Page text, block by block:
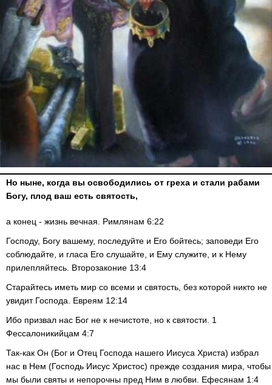
Но ныне, когда вы освободились от греха и стали рабами
Богу, плод ваш есть святость,
а конец - жизнь вечная. Римлянам 6:22
Господу, Богу вашему, последуйте и Его бойтесь; заповеди Его
соблюдайте, и гласа Его слушайте, и Ему служите, и к Нему
прилепляйтесь. Второзаконие 13:4
Старайтесь иметь мир со всеми и святость, без которой никто не
увидит Господа. Евреям 12:14
Ибо призвал нас Бог не к нечистоте, но к святости. 1
Фессалоникийцам 4:7
Так-как Он (Бог и Отец Господа нашего Иисуса Христа) избрал
нас в Нем (Господь Иисус Христос) прежде создания мира, чтобы
мы были святы и непорочны пред Ним в любви. Ефесянам 1:4